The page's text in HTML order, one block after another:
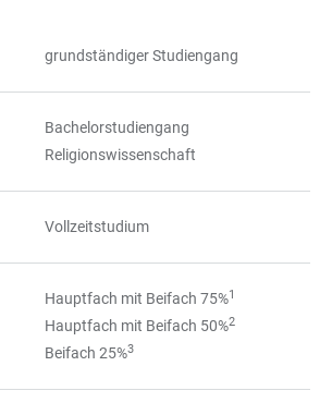
grundständiger Studiengang
Bachelorstudiengang
Religionswissenschaft
Vollzeitstudium
Hauptfach mit Beifach 75%1
Hauptfach mit Beifach 50%2
Beifach 25%3